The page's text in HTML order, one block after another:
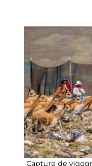
Capture de